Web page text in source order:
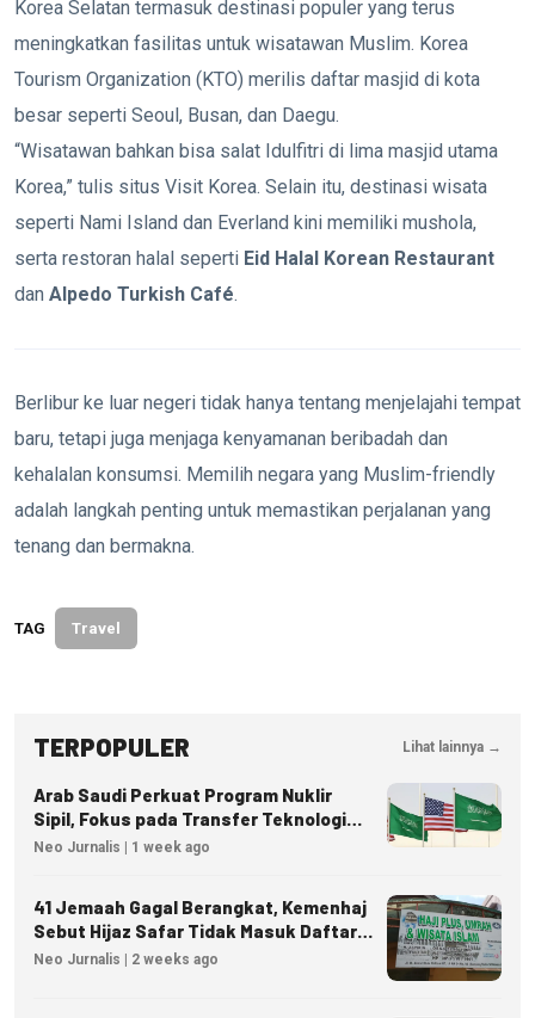
Korea Selatan termasuk destinasi populer yang terus
meningkatkan fasilitas untuk wisatawan Muslim. Korea
Tourism Organization (KTO) merilis daftar masjid di kota
besar seperti Seoul, Busan, dan Daegu.
“Wisatawan bahkan bisa salat Idulfitri di lima masjid utama
Korea,” tulis situs Visit Korea. Selain itu, destinasi wisata
seperti Nami Island dan Everland kini memiliki mushola,
serta restoran halal seperti Eid Halal Korean Restaurant
dan Alpedo Turkish Café.
Berlibur ke luar negeri tidak hanya tentang menjelajahi tempat
baru, tetapi juga menjaga kenyamanan beribadah dan
kehalalan konsumsi. Memilih negara yang Muslim-friendly
adalah langkah penting untuk memastikan perjalanan yang
tenang dan bermakna.
TAG Travel
TERPOPULER Lihat lainnya →
Arab Saudi Perkuat Program Nuklir
Sipil, Fokus pada Transfer Teknologi
dan Kedaulatan Energi
Neo Jurnalis | 1 week ago
41 Jemaah Gagal Berangkat, Kemenhaj
Sebut Hijaz Safar Tidak Masuk Daftar
Resmi PPIU
Neo Jurnalis | 2 weeks ago